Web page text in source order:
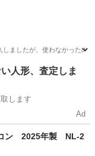
ましたが、使わなかったの
人形、査定しま
します
Ad
ン 2025年製 NL-2